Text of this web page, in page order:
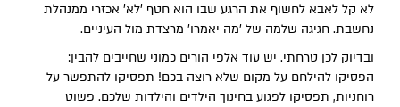
לא קל לאבא לחשוף את הרגע שבו הוא חטף 'לא' אכזרי ממנהלת
נחשבת. חגיגה שלמה של 'מה יאמרו' מרצדת מול העיניים.
ובדיוק לכן טרחתי. יש עוד אלפי הורים כמוני שחייבים להבין:
הפסיקו להילחם על מקום שלא רוצה בכם! תפסיקו להתפשר על
רוחניות, תפסיקו לפגוע בחינוך הילדים והילדות שלכם. פשוט